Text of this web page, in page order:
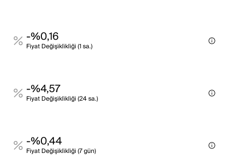
-%0,16
Fi̇yat Deği̇şi̇kli̇kli̇ği̇ (1 sa.)
-%4,57
Fi̇yat Deği̇şi̇kli̇kli̇ği̇ (24 sa.)
-%0,44
Fi̇yat Deği̇şi̇kli̇kli̇ği̇ (7 gün)